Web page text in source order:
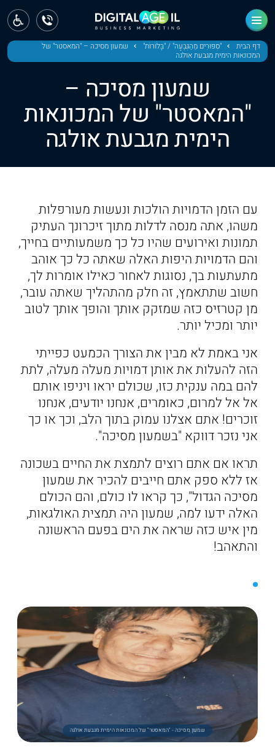
דף הבית "סִפּוּרִים מֵהַגִּבְעָה" / "בָּלֹוֹרוֹת"
שמעון מסיכה – "המאסטר" של
המכונאות הימית מגבעת אולגה
שמעון מסיכה –
"המאסטר" של המכונאות
הימית מגבעת אולגה
עם הזמן הדמויות הולכות ונעשות מעורפלות
משהו, אתה מנסה לדלות מתוך זיכרונך העתיק
תמונות ואירועים שהיו כל כך משמעותיים בחייך,
והם הדמויות היפות האלה שאתה כל כך אוהב
מתעתעות בך, נסוגות לאחור כאילו אומרות לך,
חשוב שתתאמץ, זה חלק מהתהליך שאתה עובר,
מן קטרזיס כזה שמזקק אותך והופך אותך לטוב
יותר ומכיל יותר.
אני באמת לא מבין את הצורך הכמעט כפייתי
הזה להעלות את אותן דמויות מעלה מעלה, לתת
להם במה ענקית כזו, שכולם יראו ויניפו אותם
אל אל למרום, כאומרים, אנחנו יודעים, אנחנו
זוכרים! אתם אצלנו עמוק בתוך הלב, וכך או כך
אני נזכר דווקא "בשמעון מסיכה".
תראו אם אתם רוצים לתמצת את החיים בשכונה
אז ללא ספק אתם חייבים להכיר את שמעון
מסיכה הגדול", כך קראו לו כולם, והם הכולם
האלה ידעו למה, שמעון היה תמצית האולגאות,
מין איש כזה שראה את הים בפעם הראשונה
והתאהב!
שמעון מסיכה - "המאסטר" של המכונאות הימית מגבעת אולגה
ראשי
חדשות
מחוז חיפה
מחוז מרכז
תל אביב